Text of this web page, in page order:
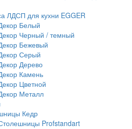
ЛДСП для кухни EGGER
Белый
Черный / темный
Бежевый
Серый
Дерево
Камень
Цветной
Металл
Кедр
Profstandart